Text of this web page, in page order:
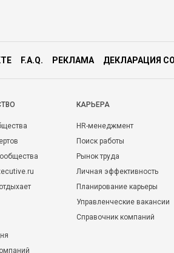
F.A.Q. РЕКЛАМА ДЕКЛАРАЦИЯ
КАРЬЕРА
HR-менеджмент
Поиск работы
Рынок труда
Личная эффективность
Планирование карьеры
Управленческие вакансии
Справочник компаний